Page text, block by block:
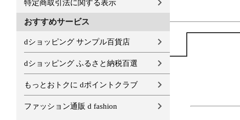
特定商取引法に関する表示
おすすめサービス
dショッピング サンプル百貨店
dショッピング ふるさと納税百選
もっとおトクに dポイントクラブ
ファッション通販 d fashion